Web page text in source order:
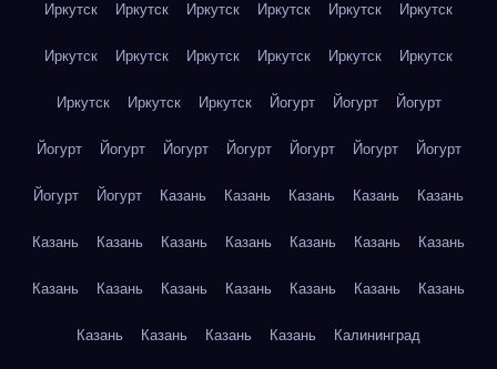
Иркутск Иркутск Иркутск Иркутск Иркутск Иркутск
Иркутск Иркутск Иркутск Иркутск Иркутск Иркутск
Иркутск Иркутск Иркутск Йогурт Йогурт Йогурт
Йогурт Йогурт Йогурт Йогурт Йогурт Йогурт Йогурт
Йогурт Йогурт Казань Казань Казань Казань Казань
Казань Казань Казань Казань Казань Казань Казань
Казань Казань Казань Казань Казань Казань Казань
Казань Казань Казань Казань Калининград